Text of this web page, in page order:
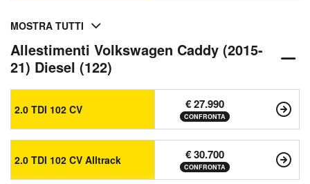
MOSTRA TUTTI
Allestimenti Volkswagen Caddy (2015-
21) Diesel (122)
2.0 TDI 102 CV € 27.990
CONFRONTA
2.0 TDI 102 CV Alltrack € 30.700
CONFRONTA